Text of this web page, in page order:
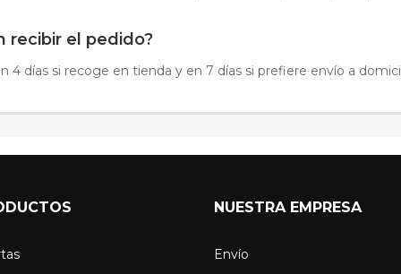
recibir el pedido?
4 días si recoge en tienda y en 7 días si prefiere envío a
NUESTRA EMPRESA
Envío